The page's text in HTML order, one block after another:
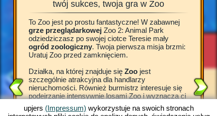
w
Animal
twój sukces, twoja gra w Zoo
To Zoo jest po prostu fantastyczne! W zabawnej
grze przeglądarkowejZoo 2: Animal Park
odziedziczasz po swojej ciotce Teresie mały
ogród zoologiczny. Twoja pierwsza misja brzmi:
Uratuj Zoo przed zamknięciem.
Działka, na której znajduje się Zoojest
szczególnie atrakcyjna dla handlarzy
nieruchomości. Również burmistrz interesuje się
podejrzanie intensywnie losami Zoo i wyznacza ci
okres na uratowanie go przed zamknięciem. W
ciągu 48 godzin musisz odpicować Zoo i
Cóż za
przed
upjers (Impressum) wykorzystuje na swoich stronach